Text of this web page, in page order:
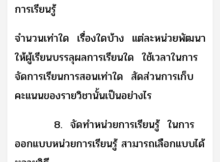
การเรียนรู้
จำนวนเท่าใด เรื่องใดบ้าง แต่ละหน่วยพัฒนา
ให้ผู้เรียนบรรลุผลการเรียนใด ใช้เวลาในการ
จัดการเรียนการสอนเท่าใด สัดส่วนการเก็บ
คะแนนของรายวิชานั้นเป็นอย่างไร
8. จัดทำหน่วยการเรียนรู้ ในการ
ออกแบบหน่วยการเรียนรู้ สามารถเลือกแบบได้